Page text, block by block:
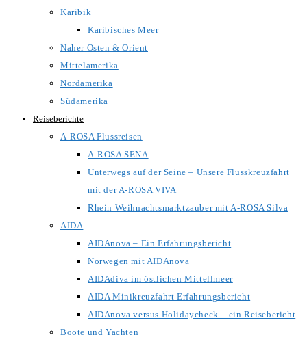
Karibik
Karibisches Meer
Naher Osten & Orient
Mittelamerika
Nordamerika
Südamerika
Reiseberichte
A-ROSA Flussreisen
A-ROSA SENA
Unterwegs auf der Seine – Unsere Flusskreuzfahrt
mit der A-ROSA VIVA
Rhein Weihnachtsmarktzauber mit A-ROSA Silva
AIDA
AIDAnova – Ein Erfahrungsbericht
Norwegen mit AIDAnova
AIDAdiva im östlichen Mittellmeer
AIDA Minikreuzfahrt Erfahrungsbericht
AIDAnova versus Holidaycheck – ein Reisebericht
Boote und Yachten